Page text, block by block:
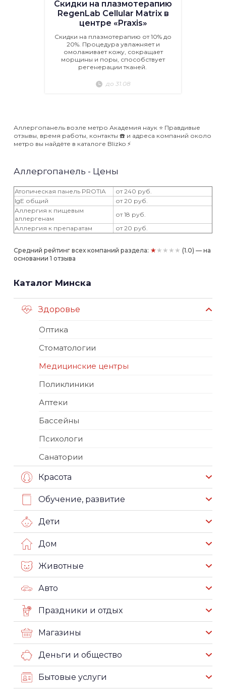
Скидки на плазмотерапию
RegenLab Cellular Matrix в
центре «Praxis»
Скидки на плазмотерапию от 10% до
20%. Процедура увлажняет и
омолаживает кожу, сокращает
морщины и поры, способствует
регенерации тканей.
до 31.08
Аллергопанель возле метро Академия наук ⭐️ Правдивые
отзывы, время работы, контакты ☎️ и адреса компаний около
метро вы найдёте в каталоге Blizko ⚡️
Аллергопанель - Цены
Атопическая панель PROTIA
от 240 руб.
IgE общий
от 20 руб.
Аллергия к пищевым
аллергенам
от 18 руб.
Аллергия к препаратам
от 20 руб.
Средний рейтинг всех компаний раздела: ★★★★★ (1.0) — на
основании 1 отзыва
Каталог Минска
Здоровье
Оптика
Стоматологии
Медицинские центры
Поликлиники
Аптеки
Бассейны
Психологи
Санатории
Красота
Обучение, развитие
Дети
Дом
Животные
Авто
Праздники и отдых
Магазины
Деньги и общество
Бытовые услуги